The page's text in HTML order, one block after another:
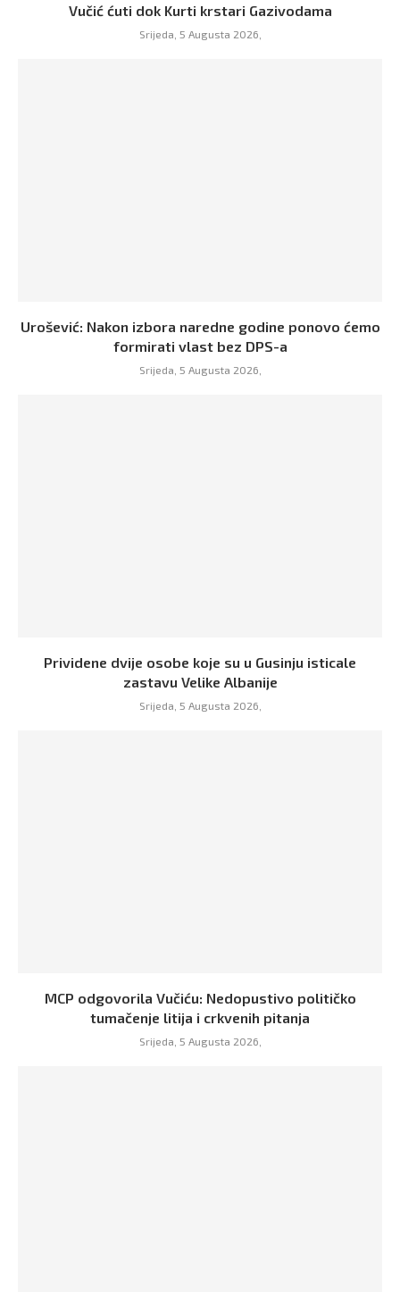
Vučić ćuti dok Kurti krstari Gazivodama
Srijeda, 5 Augusta 2026,
Urošević: Nakon izbora naredne godine ponovo ćemo
formirati vlast bez DPS-a
Srijeda, 5 Augusta 2026,
Prividene dvije osobe koje su u Gusinju isticale
zastavu Velike Albanije
Srijeda, 5 Augusta 2026,
MCP odgovorila Vučiću: Nedopustivo političko
tumačenje litija i crkvenih pitanja
Srijeda, 5 Augusta 2026,